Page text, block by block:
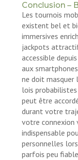
Conclusion –
Les tournois
existent bel et
immersives
jackpots
accessible
aux
ne doit masquer
lois
peut être
durant votre
votre connexion
indispensable
personnelles
parfois peu